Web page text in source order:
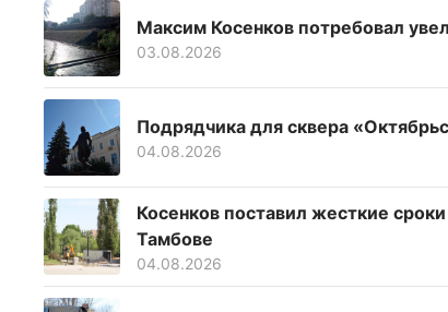
Максим Косенков потребовал
03.08.2026
Подрядчика для сквера
04.08.2026
Косенков поставил жесткие
Тамбове
04.08.2026